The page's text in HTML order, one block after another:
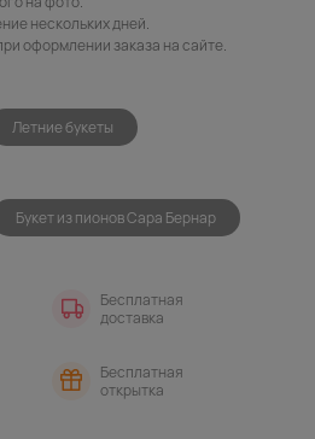
нескольких дней.
оформлении заказа на сайте.
Летние букеты
Букет из пионов Сара Бернар
Бесплатная
доставка
Бесплатная
открытка